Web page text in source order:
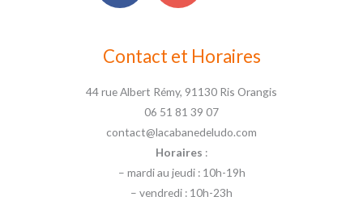
Contact et Horaires
44 rue Albert Rémy, 91130 Ris Orangis
06 51 81 39 07
contact@lacabanedeludo.com
Horaires :
– mardi au jeudi : 10h-19h
– vendredi : 10h-23h